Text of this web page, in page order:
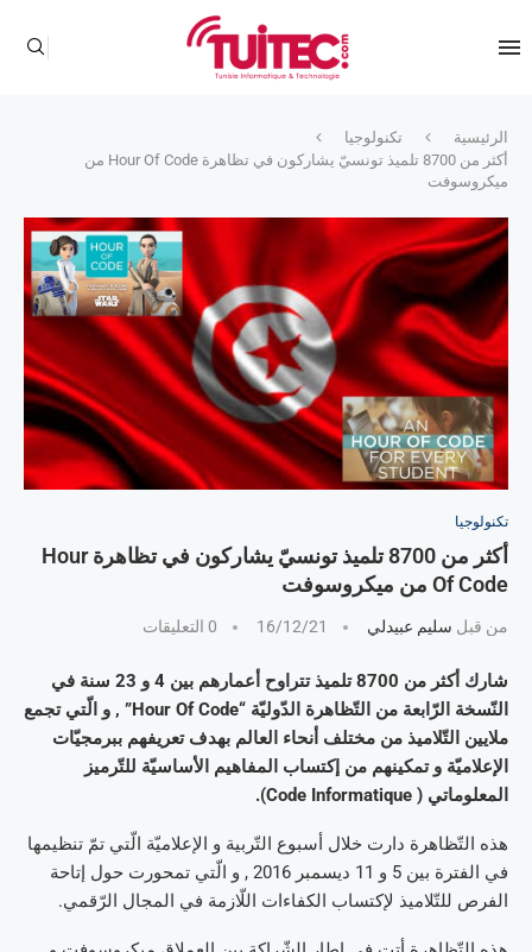
الرئيسية
تكنولوجيا
أكثر من 8700 تلميذ تونسيّ يشاركون في تظاهرة Hour Of Code من
ميكروسوفت
تكنولوجيا
أكثر من 8700 تلميذ تونسيّ يشاركون في تظاهرة Hour
Of Code من ميكروسوفت
من قبل سليم عبيدلي 16/12/21 0 التعليقات
شارك أكثر من 8700 تلميذ تتراوح أعمارهم بين 4 و 23 سنة في
النّسخة الرّابعة من التّظاهرة الدّوليّة “Hour Of Code” , و الّتي تجمع
ملايين التّلاميذ من مختلف أنحاء العالم بهدف تعريفهم ببرمجيّات
الإعلاميّة و تمكينهم من إكتساب المفاهيم الأساسيّة للتّرميز
المعلوماتي ( Code Informatique).
هذه التّظاهرة دارت خلال أسبوع التّربية و الإعلاميّة الّتي تمّ تنظيمها
في الفترة بين 5 و 11 ديسمبر 2016 , و الّتي تمحورت حول إتاحة
الفرص للتّلاميذ لإكتساب الكفاءات اللّازمة في المجال الرّقمي.